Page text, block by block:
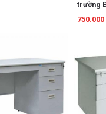
trường
750.000